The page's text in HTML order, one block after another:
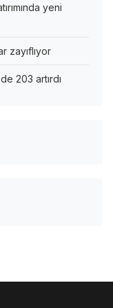
yeni
zayıflıyor
203 artırdı